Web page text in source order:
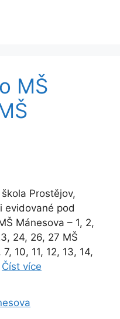
MŠ
Prostějov,
evidované pod
Mánesova – 1, 2,
24, 26, 27 MŠ
10, 11, 12, 13, 14,
Číst více